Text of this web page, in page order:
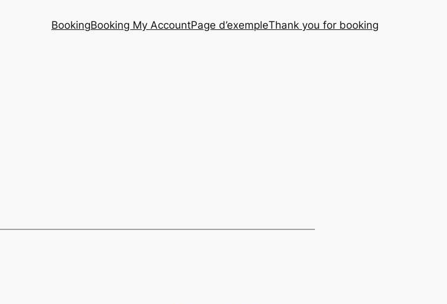
BookingBooking My AccountPage d’exempleThank you for booking